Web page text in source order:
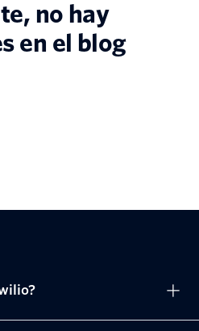
no hay
en el blog